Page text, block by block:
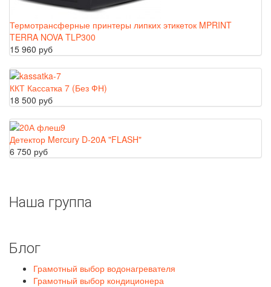
Термотрансферные принтеры липких этикеток MPRINT
TERRA NOVA TLP300
15 960 руб
ККТ Кассатка 7 (Без ФН)
18 500 руб
Детектор Mercury D-20A "FLASH"
6 750 руб
Наша группа
Блог
Грамотный выбор водонагревателя
Грамотный выбор кондиционера